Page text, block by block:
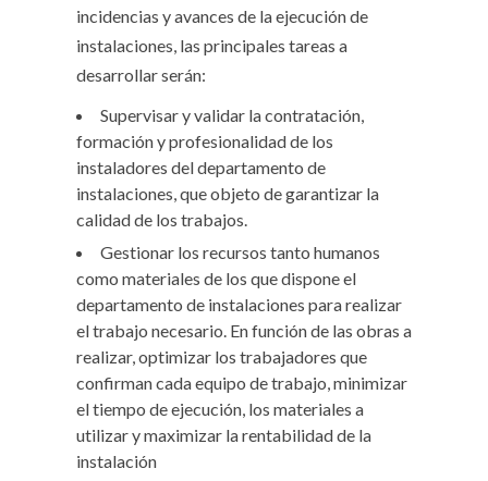
incidencias y avances de la ejecución de
instalaciones, las principales tareas a
desarrollar serán:
Supervisar y validar la contratación,
formación y profesionalidad de los
instaladores del departamento de
instalaciones, que objeto de garantizar la
calidad de los trabajos.
Gestionar los recursos tanto humanos
como materiales de los que dispone el
departamento de instalaciones para realizar
el trabajo necesario. En función de las obras a
realizar, optimizar los trabajadores que
confirman cada equipo de trabajo, minimizar
el tiempo de ejecución, los materiales a
utilizar y maximizar la rentabilidad de la
instalación